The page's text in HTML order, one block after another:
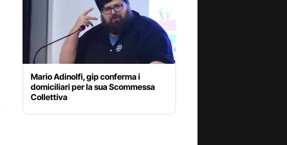
Mario Adinolfi, gip conferma i
domiciliari per la sua Scommessa
Collettiva